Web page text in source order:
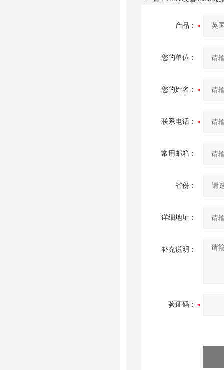
产品：
您的单位：
您的姓名：
联系电话：
常用邮箱：
省份：
详细地址：
补充说明：
验证码：